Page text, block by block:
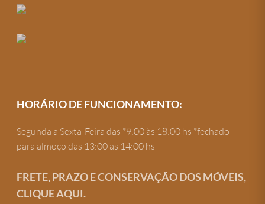
HORÁRIO DE FUNCIONAMENTO:
Segunda a Sexta-Feira das *9:00 às 18:00 hs *fechado
para almoço das 13:00 as 14:00 hs
FRETE, PRAZO E CONSERVAÇÃO DOS MÓVEIS,
CLIQUE AQUI.